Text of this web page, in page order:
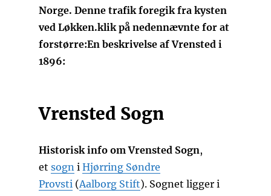
Norge. Denne trafik foregik fra kysten
ved Løkken.klik på nedennævnte for at
forstørre:En beskrivelse af Vrensted i
1896:
Vrensted Sogn
Historisk info om Vrensted Sogn,
et sogni Hjørring Søndre
Provsti(Aalborg Stift). Sognet ligger i